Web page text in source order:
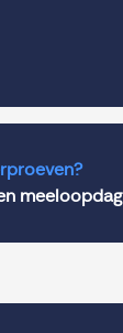
meeloopdag